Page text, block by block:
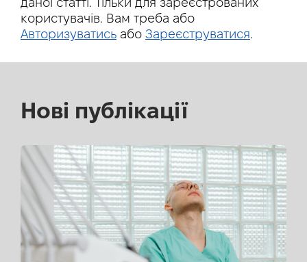
користувачів. Вам треба або
Авторизуватись або Зареєструватися
Нові публікації